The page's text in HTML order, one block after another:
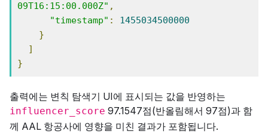
09T16:15:00.000Z" ,
"timestamp" :
1455034500000
}
]
}
출력에는 변칙 탐색기 UI에 표시되는 값을 반영하는
influencer_score 97.1547점(반올림해서 97점)과 함
께 AAL 항공사에 영향을 미친 결과가 포함됩니다.